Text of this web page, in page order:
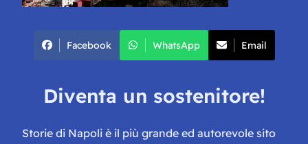
Facebook WhatsApp Email
Diventa un sostenitore!
Storie di Napoli è il più grande ed autorevole sito